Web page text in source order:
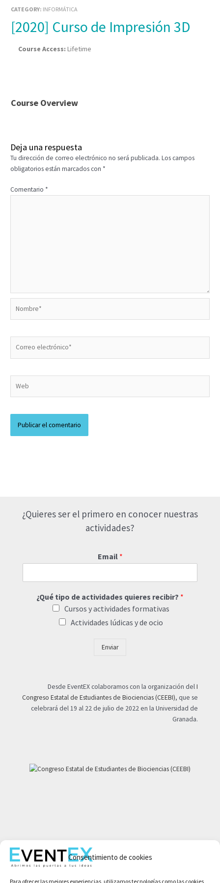
Consentimiento de cookies
Para ofrecer las mejores experiencias, utilizamos tecnologías como las cookies
CATEGORY: INFORMÁTICA
[2020] Curso de Impresión 3D
Course Access:Lifetime
Course Overview
Deja una respuesta
Tu dirección de correo electrónico no será publicada. Los campos
obligatorios están marcados con *
Comentario *
electrónico*
¿Quieres ser el primero en conocer nuestras
actividades?
Email *
¿Qué tipo de actividades quieres recibir? *
Cursos y actividades formativas
Actividades lúdicas y de ocio
Enviar
Desde EventEX colaboramos con la organización delI
Congreso Estatal de Estudiantes de Biociencias (CEEBI), que se
celebrará del 19 al 22 de julio de 2022 en la Universidad de
Granada.
Aviso legal